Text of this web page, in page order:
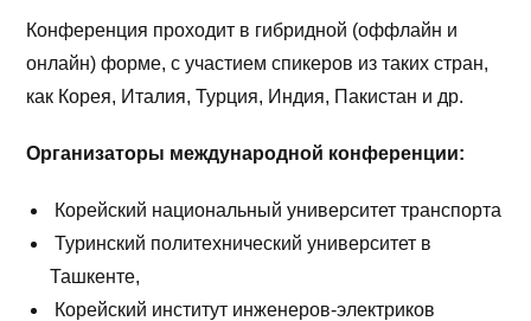
Конференция проходит в гибридной (оффлайн и
онлайн) форме, с участием спикеров из таких стран,
как Корея, Италия, Турция, Индия, Пакистан и др.
Организаторы международной конференции:
Корейский национальный университет транспорта
Туринский политехнический университет в
Ташкенте,
Корейский институт инженеров-электриков